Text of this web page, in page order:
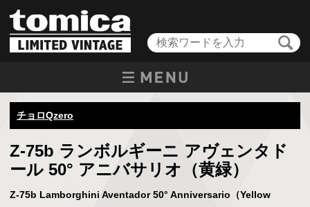
チョロQzero
Z-75b ランボルギーニ アヴェンタド
ール 50° アニバサリオ（黄緑）
Z-75b Lamborghini Aventador 50° Anniversario（Yellow